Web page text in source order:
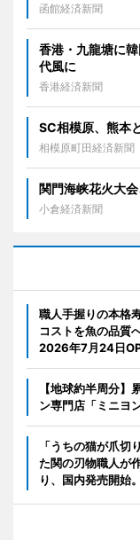
函館経済新聞
香港・九龍塘に
代風に
香港経済新聞
SC相模原、熊本
相模原町田経済新聞
関門海峡花火大
小倉経済新聞
職人手握りの本格
コストを魚の品質
2026年7月24日
【地球約半周分
ン専門店「ミニヨ
「うちの猫が爪
た関の刃物職人が
り、国内発売開始。